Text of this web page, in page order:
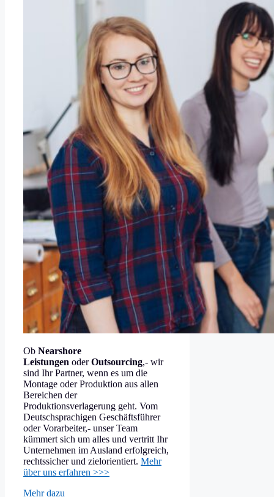
Ob Nearshore
Leistungen oderOutsourcing,- wir
sind Ihr Partner, wenn es um die
Montage oder Produktion aus allen
Bereichen der
Produktionsverlagerung geht. Vom
Deutschsprachigen Geschäftsführer
oder Vorarbeiter,- unser Team
kümmert sich um alles und vertritt Ihr
Unternehmen im Ausland erfolgreich,
rechtssicher und zielorientiert. Mehr
über uns erfahren >>>
Mehr dazu